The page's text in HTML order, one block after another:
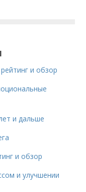
и обзор
и дальше
и обзор
и улучшении